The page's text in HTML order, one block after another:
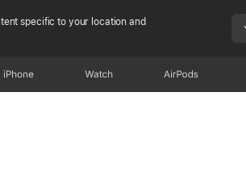
specific to your location and
iPhone Watch AirPods